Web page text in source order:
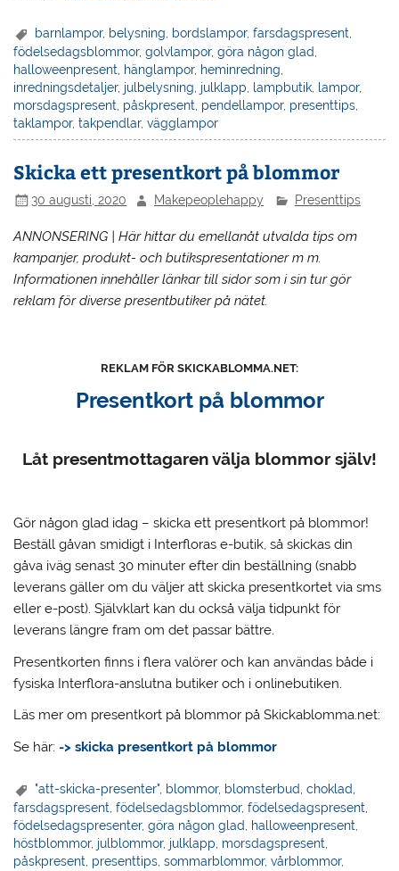
barnlampor, belysning bordslampor,farsdagspresent
födelsedagsblommor,golvlampor,göra någon glad,
halloweenpresent, hänglampor, heminredning,
inredningsdetaljer, julbelysning, julklapp, lampbutik, lampor,
morsdagspresent, påskpresent, pendellampor, presenttips,
taklampor,takpendlar,vägglampor
Skicka ett presentkort på blommor
30 augusti, 2020 Makepeoplehappy Presenttips
ANNONSERING | Här hittar du emellanåt utvalda tips om
kampanjer, produkt- och butikspresentationer m m.
Informationen innehåller länkar till sidor som i sin tur gör
reklam för diverse presentbutiker på nätet.
REKLAM FÖR SKICKABLOMMA.NET:
Presentkort på blommor
Låt presentmottagaren välja blommor själv!
Gör någon glad idag – skicka ett presentkort på blommor!
Beställ gåvan smidigt i Interfloras e-butik, så skickas din
gåva iväg senast 30 minuter efter din beställning (snabb
leverans gäller om du väljer att skicka presentkortet via sms
eller e-post). Självklart kan du också välja tidpunkt för
leverans längre fram om det passar bättre.
Presentkorten finns i flera valörer och kan användas både i
fysiska Interflora-anslutna butiker och i onlinebutiken.
Läs mer om presentkort på blommor på Skickablomma.net:
Se här:-> skicka presentkort på blommor
"att-skicka-presenter", blommor, blomsterbud ,choklad
farsdagspresent ,födelsedagsblommor,födelsedagspresent
födelsedagspresenter,göra någon glad halloweenpresent
höstblommor, julblommor, julklapp morsdagspresent
påskpresent presenttips ,sommarblommor,vårblommor,